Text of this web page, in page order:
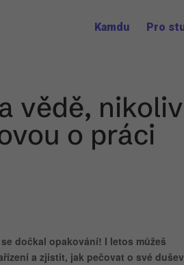
Kamdu Pro
vědě, nikoliv
o práci
dočkal opakování! I letos můžeš
a zjistit, jak pečovat o své